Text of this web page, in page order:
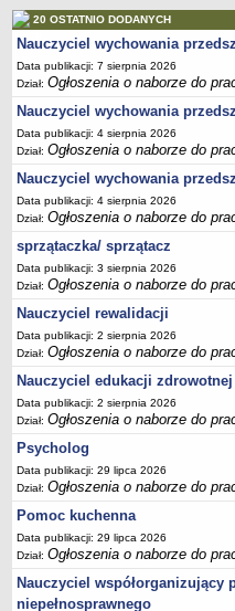
2021
2022
2023
2024
2025
OGŁOSZENIA
DEKLARACJA DOSTĘPNOŚCI
2021
2025
RAPORTY O STANIE DOSTĘPNOŚCI
20 OSTATNIO DODANYCH
Nauczyciel wychowania
Data publikacji: 7 sierpnia 2026
Dział:Ogłoszenia o naborze do
Nauczyciel wychowania
Data publikacji: 4 sierpnia 2026
Dział:Ogłoszenia o naborze do
Nauczyciel wychowania
Data publikacji: 4 sierpnia 2026
Dział:Ogłoszenia o naborze do
sprzątaczka/ sprzątacz
Data publikacji: 3 sierpnia 2026
Dział:Ogłoszenia o naborze do
Nauczyciel rewalidacji
Data publikacji: 2 sierpnia 2026
Dział:Ogłoszenia o naborze do
Nauczyciel edukacji zdrowotnej
Data publikacji: 2 sierpnia 2026
Dział:Ogłoszenia o naborze do
Psycholog
Data publikacji: 29 lipca 2026
Dział:Ogłoszenia o naborze do
Pomoc kuchenna
Data publikacji: 29 lipca 2026
Dział:Ogłoszenia o naborze do
Nauczyciel współorganizujący
niepełnosprawnego